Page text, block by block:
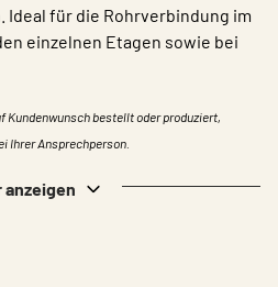
Ideal für die Rohrverbindung im
einzelnen Etagen sowie bei
bestellt oder produziert,
Ihrer Ansprechperson.
anzeigen